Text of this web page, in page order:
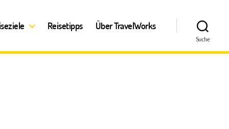
Reisetipps Über TravelWorks
Suche